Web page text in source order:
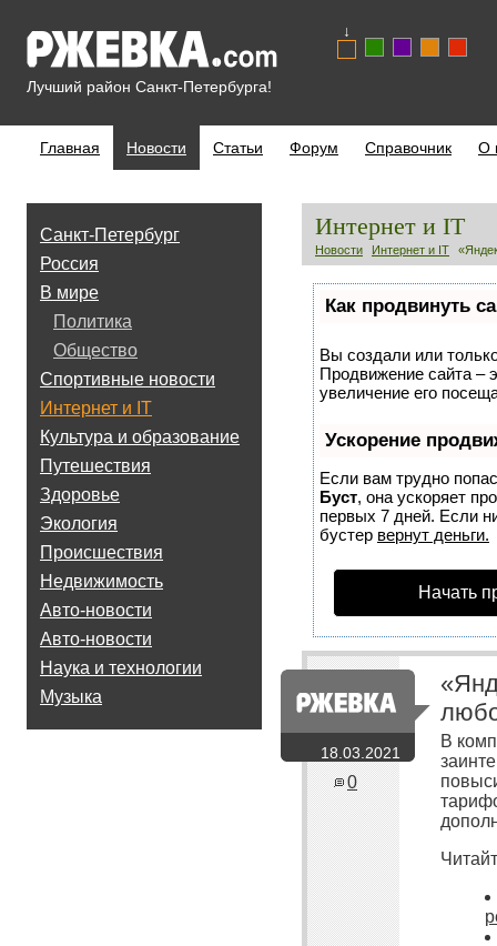
Лучший район Санкт-Петербурга!
↓
Главная Новости Статьи Форум Справочник О
Санкт-Петербург
Россия
В мире
Политика
Общество
Спортивные новости
Интернет и IT
Культура и образование
Путешествия
Здоровье
Экология
Происшествия
Недвижимость
Авто-новости
Авто-новости
Наука и технологии
Музыка
Интернет и IT
Новости Интернет и IT
Как продвинуть
Вы создали или
Продвижение сайта –
увеличение его
Ускорение
Если вам трудно
Буст, она ускоряет
первых 7 дней. Если
бустер вернут деньги.
Начать
18.03.2021
0
В